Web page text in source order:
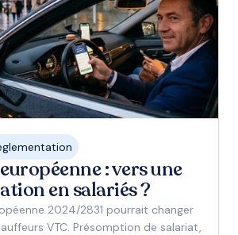
: vers une
en salariés ?
2024/2831 pourrait changer
VTC. Présomption de salariat,